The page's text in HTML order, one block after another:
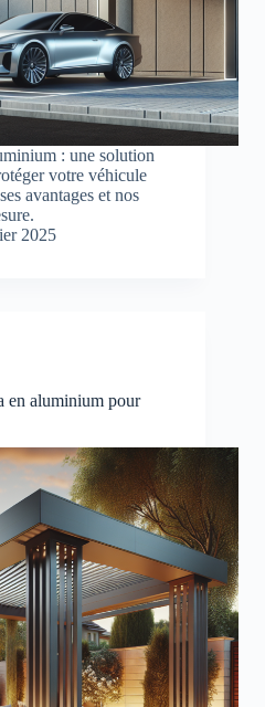
: une solution
votre véhicule
avantages et nos
2025
en aluminium pour